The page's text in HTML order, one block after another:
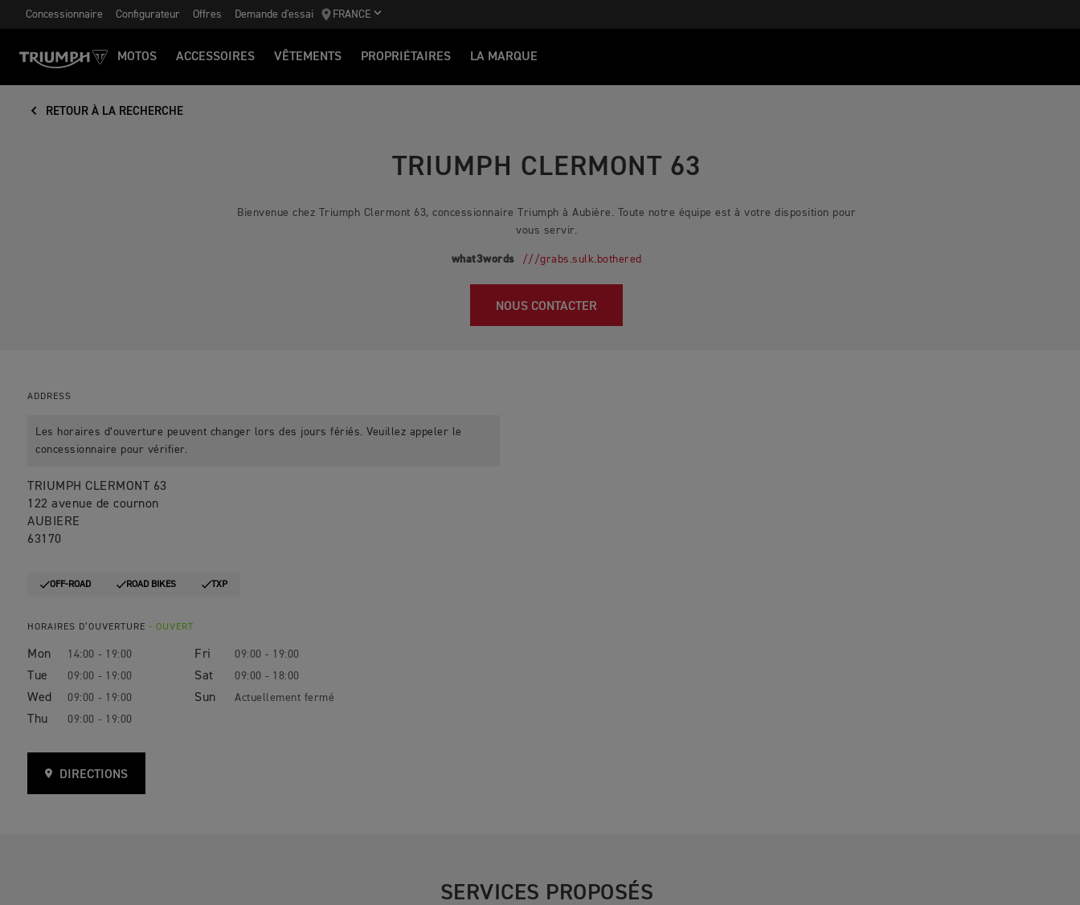
Concessionnaire Configurateur Offres Demande d'essai FRANCE
MOTOS ACCESSOIRES VÊTEMENTS PROPRIÉTAIRES LA MARQUE
RETOUR À LA RECHERCHE
TRIUMPH CLERMONT 63
Bienvenue chez Triumph Clermont 63, concessionnaire Triumph à Aubière. Toute notre équipe est à votre disposition pour
vous servir.
what3words ///grabs.sulk.bothered
NOUS CONTACTER
ADDRESS
Les horaires d’ouverture peuvent changer lors des jours fériés. Veuillez appeler le
concessionnaire pour vérifier.
TRIUMPH CLERMONT 63
122 avenue de cournon
AUBIERE
63170
OFF-ROAD ROAD BIKES TXP
HORAIRES D’OUVERTURE - OUVERT
Mon 14:00 - 19:00
Tue 09:00 - 19:00
Wed 09:00 - 19:00
Thu 09:00 - 19:00
Fri 09:00 - 19:00
Sat 09:00 - 18:00
Sun
DIRECTIONS
SERVICES PROPOSÉS